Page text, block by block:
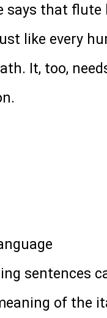
says that
like every
It, too,
sentences
of the